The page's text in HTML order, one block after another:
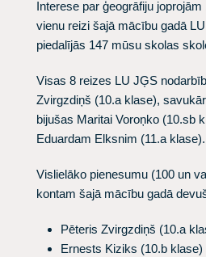
Interese par ģeogrāfiju
vienu reizi šajā mācību gadā
piedalījās 147 mūsu skolas
Visas 8 reizes LU JĢS
Zvirgzdiņš (10.a klase),
bijušas Maritai Voroņko (10.sb
Eduardam Elksnim (11.a klase).
Vislielāko pienesumu (100 un
kontam šajā mācību gadā
Pēteris Zvirgzdiņš (10.a
Ernests Kiziks (10.b klase)